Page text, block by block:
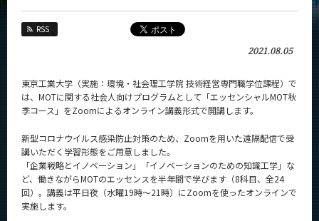
RSS
2021.08.05
東京工業大学（実施：環境・社会理工学院 技術経営専門職学位課程）で
は、MOTに関する社会人向けプログラムとして「エッセンシャルMOT秋
季コース」をZoomによるオンライン講義形式で開講します。
新型コロナウイルス感染防止対策のため、Zoomを用いた遠隔配信で受
講いただく学習形態をご用意しました。
「企業戦略とイノベーション」「イノベーションのための知識工学」な
ど、働きながらMOTのエッセンスを半年間で学びます（8科目、全24
回）。講義は平日夜（水曜19時～21時）にZoomを使ったオンラインで
実施します。
教員・研究室
Faculty and Laboratories
入学案内
Admissions
News
News 一覧
カテゴリ別